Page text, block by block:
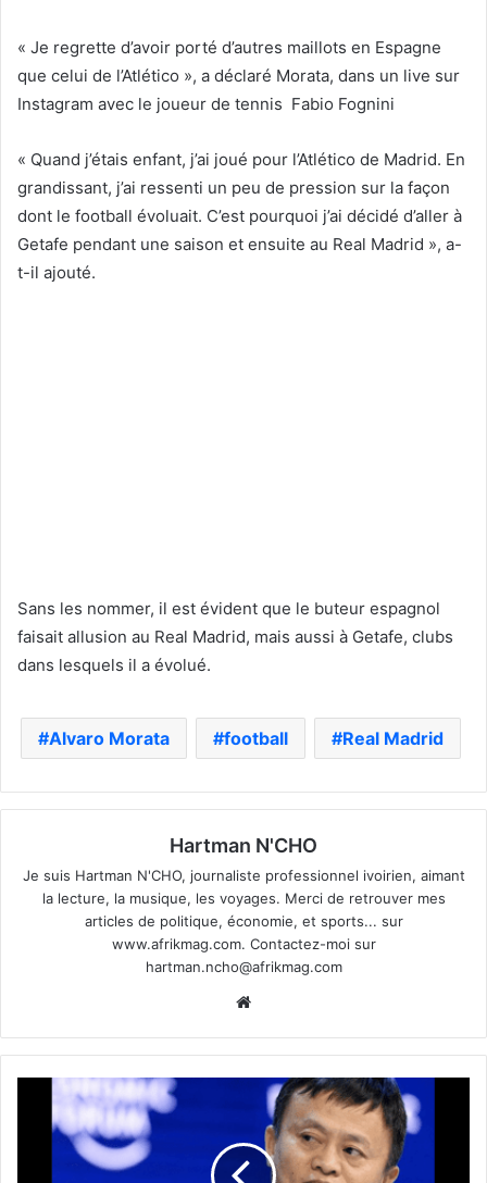
« Je regrette d’avoir porté d’autres maillots en Espagne
que celui de l’Atlético », a déclaré Morata, dans un live sur
Instagram avec le joueur de tennis Fabio Fognini
« Quand j’étais enfant, j’ai joué pour l’Atlético de Madrid. En
grandissant, j’ai ressenti un peu de pression sur la façon
dont le football évoluait. C’est pourquoi j’ai décidé d’aller à
Getafe pendant une saison et ensuite au Real Madrid », a-
t-il ajouté.
Sans les nommer, il est évident que le buteur espagnol
faisait allusion au Real Madrid, mais aussi à Getafe, clubs
dans lesquels il a évolué.
Alvaro Morata football Real Madrid
Hartman N'CHO
Je suis Hartman N'CHO, journaliste professionnel ivoirien, aimant
la lecture, la musique, les voyages. Merci de retrouver mes
articles de politique, économie, et sports... sur
www.afrikmag.com. Contactez-moi sur
hartman.ncho@afrikmag.com